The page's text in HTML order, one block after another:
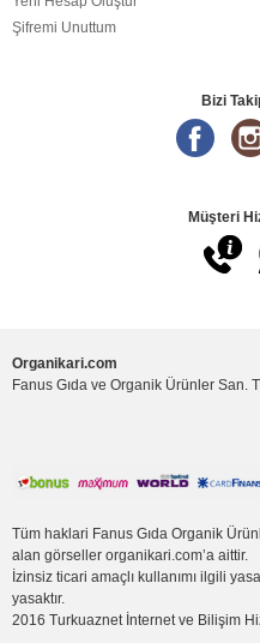
Şifremi Unuttum
Bizi
Müşteri
Organikari.com
Fanus Gıda ve Organik Ürünler San.
Tüm haklari Fanus Gıda Organik
alan görseller organikari.com’a aittir.
İzinsiz ticari amaçlı kullanımı ilgili
yasaktır.
2016 Turkuaznet İnternet ve Bilişim